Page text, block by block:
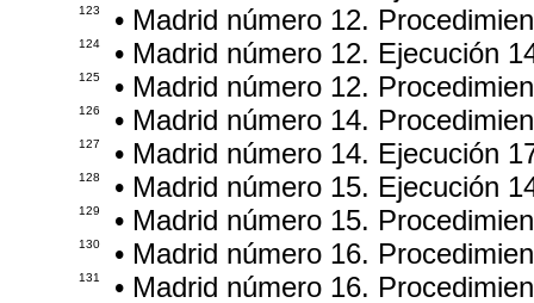
123 • Madrid número 12.
124 • Madrid número 12. Ejecución
125 • Madrid número 12.
126 • Madrid número 14.
127 • Madrid número 14. Ejecución
128 • Madrid número 15. Ejecución
129 • Madrid número 15.
130 • Madrid número 16.
131 • Madrid número 16.